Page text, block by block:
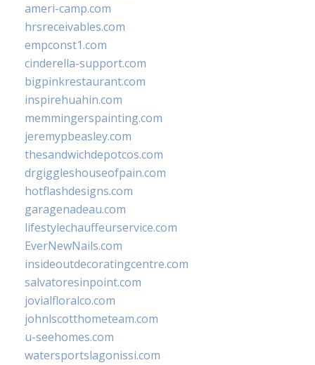
ameri-camp.com
hrsreceivables.com
empconst1.com
cinderella-support.com
bigpinkrestaurant.com
inspirehuahin.com
memmingerspainting.com
jeremypbeasley.com
thesandwichdepotcos.com
drgiggleshouseofpain.com
hotflashdesigns.com
garagenadeau.com
lifestylechauffeurservice.com
EverNewNails.com
insideoutdecoratingcentre.com
salvatoresinpoint.com
jovialfloralco.com
johnlscotthometeam.com
u-seehomes.com
watersportslagonissi.com